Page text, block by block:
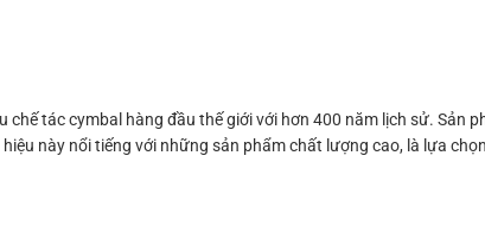
tác cymbal hàng đầu thế giới với hơn 400 năm lịch sử. Sản
này nổi tiếng với những sản phẩm chất lượng cao, là lựa